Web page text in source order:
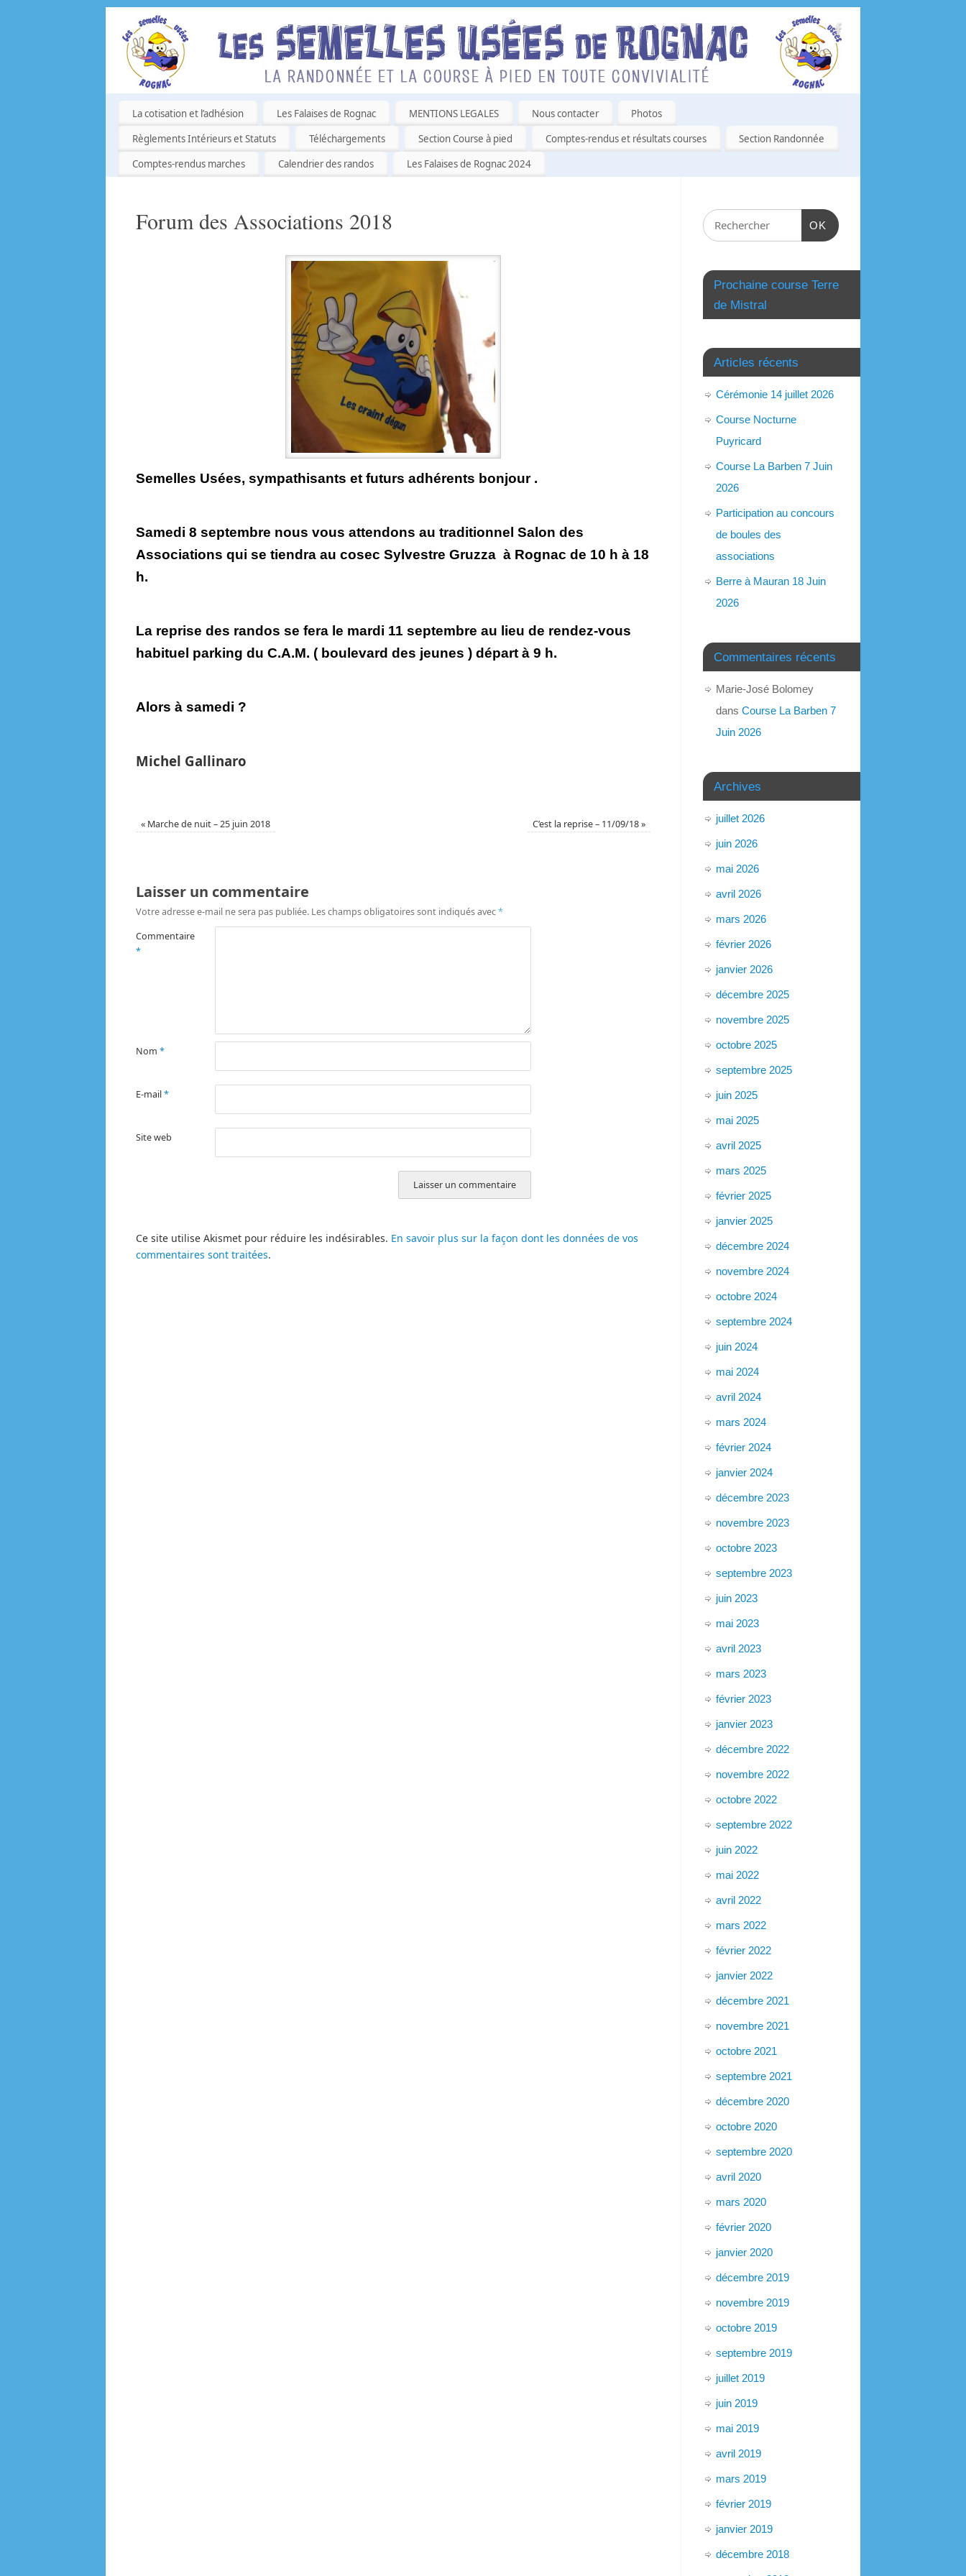
La cotisation et l’adhésion Les Falaises de Rognac MENTIONS LEGALES Nous contacter
Photos
Règlements Intérieurs et Statuts
Téléchargements Section Course à pied Comptes-rendus et résultats courses
Section Randonnée
Comptes-rendus marches
Calendrier des randos Les Falaises de Rognac 2024
Forum des Associations 2018
Semelles Usées, sympathisants et futurs adhérents bonjour .
Samedi 8 septembre nous vous attendons au traditionnel Salon des
Associations qui se tiendra au cosec Sylvestre Gruzza à Rognac de 10 h​ à 18
h.
La reprise des randos se fera le mardi 11 septembre au lieu de rendez-vous
habituel parking du C.A.M. ( boulevard des jeunes ) départ à 9 h.
Alors à samedi ?
Michel Gallinaro
« Marche de nuit – 25 juin 2018 C’est la reprise – 11/09/18»
Laisser un commentaire
Votre adresse e-mail ne sera pas publiée. Les champs obligatoires sont indiqués avec*
Commentaire
*
Nom *
E-mail*
Site web
Ce site utilise Akismet pour réduire les indésirables. En savoir plus sur la façon dont les données de vos
commentaires sont traitées.
OK
Prochaine course Terre
de Mistral
Articles récents
Cérémonie 14 juillet 2026
Course Nocturne
Puyricard
Course La Barben 7 Juin
2026
Participation au concours
de boules des
associations
Berre à Mauran 18 Juin
2026
Commentaires récents
Marie-José Bolomey
dans Course La Barben 7
Juin 2026
Archives
juillet 2026
juin 2026
mai 2026
avril 2026
mars 2026
février 2026
janvier 2026
décembre 2025
novembre 2025
octobre 2025
septembre 2025
juin 2025
mai 2025
avril 2025
mars 2025
février 2025
janvier 2025
décembre 2024
novembre 2024
octobre 2024
septembre 2024
juin 2024
mai 2024
avril 2024
mars 2024
février 2024
janvier 2024
décembre 2023
novembre 2023
octobre 2023
septembre 2023
juin 2023
mai 2023
avril 2023
mars 2023
février 2023
janvier 2023
décembre 2022
novembre 2022
octobre 2022
septembre 2022
juin 2022
mai 2022
avril 2022
mars 2022
février 2022
janvier 2022
décembre 2021
novembre 2021
octobre 2021
septembre 2021
décembre 2020
octobre 2020
septembre 2020
avril 2020
mars 2020
février 2020
janvier 2020
décembre 2019
novembre 2019
octobre 2019
septembre 2019
juillet 2019
juin 2019
mai 2019
avril 2019
mars 2019
février 2019
janvier 2019
décembre 2018